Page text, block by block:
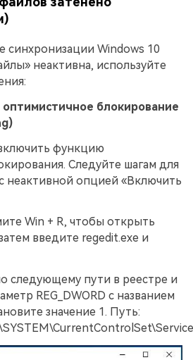
синхронизации Windows 10
неактивна, используйте
блокирование
функцию
Следуйте шагам для
неактивной опцией «Включить
Win + R, чтобы открыть
введите regedit.exe и
следующему пути в реестре и
REG_DWORD с названием
значение 1. Путь: